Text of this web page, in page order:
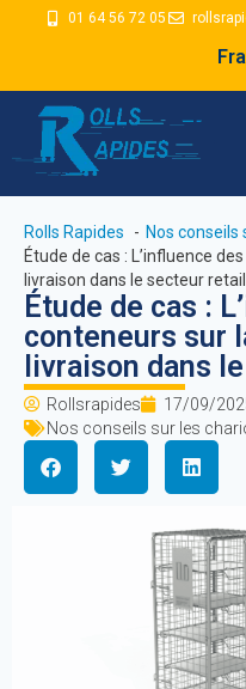
01 64 56 72 05
Rolls Rapides
Nos
Étude de cas : L’influence
livraison dans le secteur retail
Étude de cas :
conteneurs sur
livraison dans
Rollsrapides
17/09/
Nos conseils sur les